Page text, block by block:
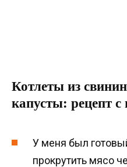
Котлеты из
капусты: рецепт
У меня был
прокрутить мясо